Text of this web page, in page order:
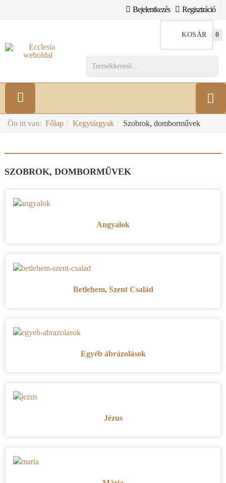
Bejelentkezés Regisztráció
KOSÁR 0
Ön itt van: Főlap Kegytárgyak Szobrok, domborművek
SZOBROK, DOMBORMŰVEK
Angyalok
Betlehem, Szent Család
Egyéb ábrázolások
Jézus